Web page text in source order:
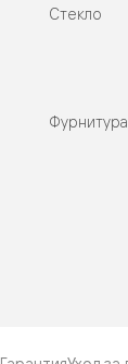
Стекло
Фурнитура